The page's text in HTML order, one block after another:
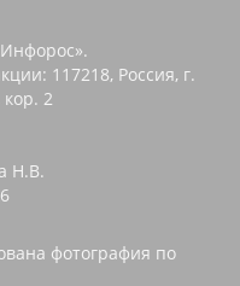
117218, Россия, г.
2
Н.В.
фотография по